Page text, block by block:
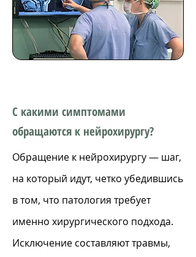
С какими симптомами
обращаются к нейрохирургу?
Обращение к нейрохирургу — шаг,
на который идут, четко убедившись
в том, что патология требует
именно хирургического подхода.
Исключение составляют травмы,